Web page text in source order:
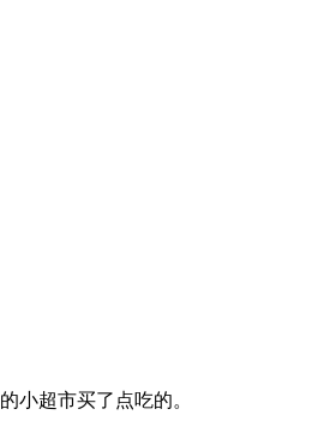
小超市买了点吃的。